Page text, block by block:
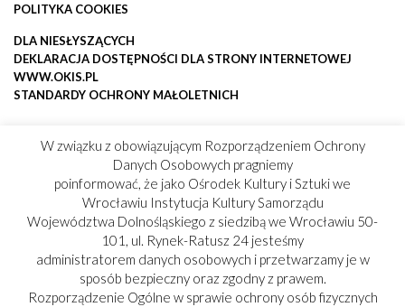
POLITYKA COOKIES
DLA NIESŁYSZĄCYCH
DEKLARACJA DOSTĘPNOŚCI DLA STRONY INTERNETOWEJ
WWW.OKIS.PL
STANDARDY OCHRONY MAŁOLETNICH
W związku z obowiązującym Rozporządzeniem Ochrony
Danych Osobowych pragniemy
poinformować, że jako Ośrodek Kultury i Sztuki we
Wrocławiu Instytucja Kultury Samorządu
Województwa Dolnośląskiego z siedzibą we Wrocławiu 50-
101, ul. Rynek-Ratusz 24 jesteśmy
administratorem danych osobowych i przetwarzamy je w
sposób bezpieczny oraz zgodny z prawem.
Rozporządzenie Ogólne w sprawie ochrony osób fizycznych